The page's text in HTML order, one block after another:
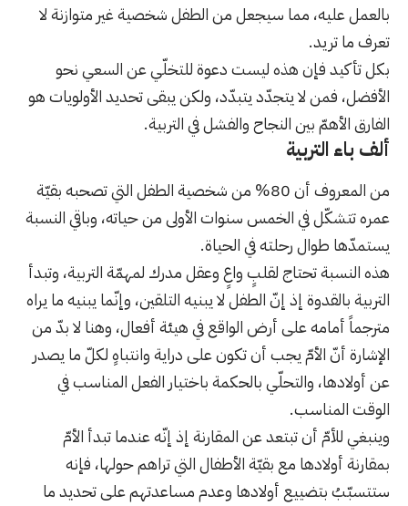
بالعمل عليه، مما سيجعل من الطفل شخصية غير متوازنة لا
تعرف ما تريد.
بكل تأكيد فإن هذه ليست دعوة للتخلّي عن السعي نحو
الأفضل، فمن لا يتجدّد يتبدّد، ولكن يبقى تحديد الأولويات هو
الفارق الأهمّ بين النجاح والفشل في التربية.
ألف باء التربية
من المعروف أن 80% من شخصية الطفل التي تصحبه بقيّة
عمره تتشكّل في الخمس سنوات الأولى من حياته، وباقي النسبة
يستمدّها طوال رحلته في الحياة.
هذه النسبة تحتاج لقلبٍ واعٍ وعقل مدرك لمهمّة التربية، وتبدأ
التربية بالقدوة إذ إنّ الطفل لا يبنيه التلقين، وإنّما يبنيه ما يراه
مترجماً أمامه على أرض الواقع في هيئة أفعال، وهنا لا بدّ من
الإشارة أنّ الأمّ يجب أن تكون على دراية وانتباهٍ لكلّ ما يصدر
عن أولادها، والتحلّي بالحكمة باختيار الفعل المناسب في
الوقت المناسب.
وينبغي للأمّ أن تبتعد عن المقارنة إذ إنّه عندما تبدأ الأمّ
بمقارنة أولادها مع بقيّة الأطفال التي تراهم حولها، فإنه
ستتسبّبُ بتضييع أولادها وعدم مساعدتهم على تحديد ما